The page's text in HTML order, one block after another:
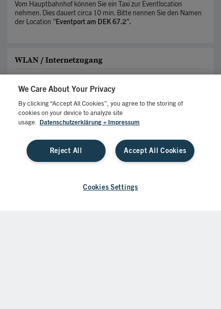
Vom Hauptbahnhof können Sie ein Taxi zur Eventlocation
nehmen. Dies dauert circa 10 min. Bitte nennen Sie den Namen
der Location " Eventport am DEK 67.2".
WLAN / Internetzugang
Zugang. Informationen zu Ihren Zugangsmöglichkeiten erhalten
IMPRESSUM AGB
DATENSCHUTZ
COOKIE-EINSTELLUNGEN
We Care About Your Privacy
By clicking “Accept All Cookies”, you agree to the storing of
cookies on your device to analyze site
usage.
Datenschutzerklärung + Impressum
Accept All Cookies
Reject All
Cookies Settings